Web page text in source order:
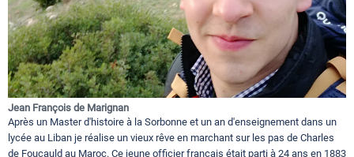
Jean François de Marignan
Après un Master d'histoire à la Sorbonne et un an d'enseignement dans un
lycée au Liban je réalise un vieux rêve en marchant sur les pas de Charles
de Foucauld au Maroc. Ce jeune officier français était parti à 24 ans en 1883